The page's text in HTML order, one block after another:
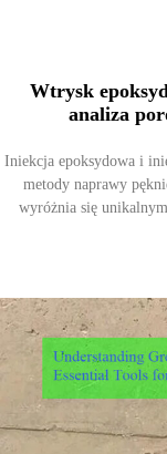
Wtrysk
analiza
Iniekcja epoksydowa i
metody naprawy
wyróżnia się